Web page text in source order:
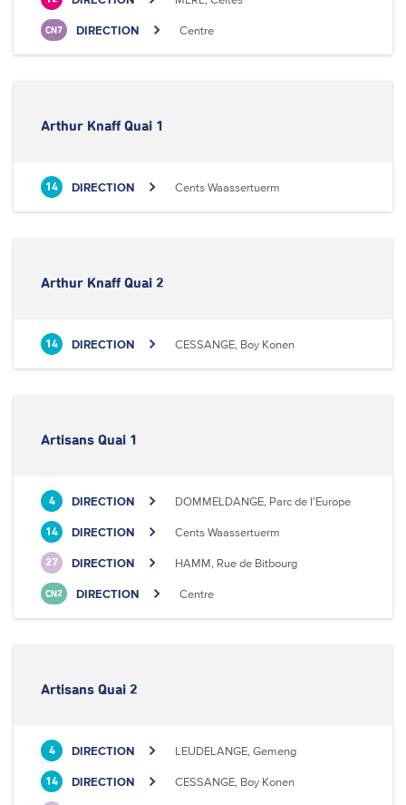
CN7 DIRECTION Centre
Arthur Knaff Quai 1
14 DIRECTION Cents Waassertuerm
Arthur Knaff Quai 2
14 DIRECTION CESSANGE, Boy Konen
Artisans Quai 1
4 DIRECTION DOMMELDANGE, Parc de l'Europe
14 DIRECTION Cents Waassertuerm
27 DIRECTION HAMM, Rue de Bitbourg
CN2 DIRECTION Centre
Artisans Quai 2
4 DIRECTION LEUDELANGE, Gemeng
14 DIRECTION CESSANGE, Boy Konen